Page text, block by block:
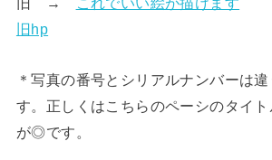
旧hp
＊写真の番号とシリアルナンバーは
す。正しくはこちらのペーシのタイ
が◎です。